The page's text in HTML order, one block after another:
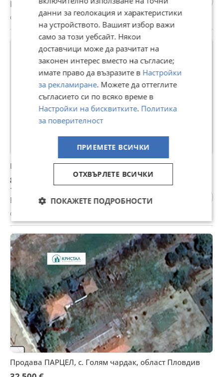
Цената е с включен ДДС
с. Голям чардак, Пловдив, 27 юли
Продава КЪЩА, с. Голям чардак, област Пловдив
86 500 €
169 179,30 лв
Не се начислява ДДС
с. Голям чардак, Пловдив, 21 юли
Продава ПАРЦЕЛ, с. Голям чардак, област Пловдив
данни за геолокация и характеристики
на устройството. Вашият избор важи
само за този уебсайт. Някои
доставчици може да разчитат на
законен интерес вместо на съгласие;
имате право да възразите в Настройки
за рекламиране. Можете да оттеглите
съгласието си по всяко време в
Настройки на бисквитките. Политика
за поверителност
ПРИЕМЕТЕ ВСИЧКИ
ОТХВЪРЛЕТЕ ВСИЧКИ
ПОКАЖЕТЕ ПОДРОБНОСТИ